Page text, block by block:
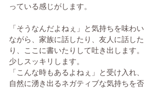
っている感じがします。
「そうなんだよねぇ」と気持ちを味わい
ながら、家族に話したり、友人に話した
り、ここに書いたりして吐き出します。
少しスッキリします。
「こんな時もあるよねぇ」と受け入れ、
自然に湧き出るネガティブな気持ちを否